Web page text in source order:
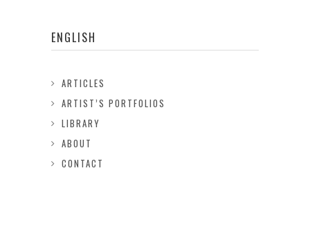
ENGLISH
ARTICLES
ARTIST’S PORTFOLIOS
LIBRARY
ABOUT
CONTACT